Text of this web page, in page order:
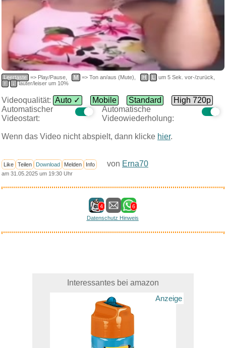
Leertaste => Play/Pause, M => Ton an/aus (Mute), H L
um 5 Sek. vor-/zurück,
↑
↓ lauter/leiser um 10%
Videoqualität: Auto ✓ Mobile Standard
High 720p
Automatischer
Videostart:
Automatische
Videowiederholung:
Wenn das Video nicht abspielt, dann klicke hier.
Like Teilen Download Melden Info von Erna70
am 31.05.2025 um 19:30 Uhr
4
6
Datenschutz Hinweis
Interessantes bei amazon
Anzeige